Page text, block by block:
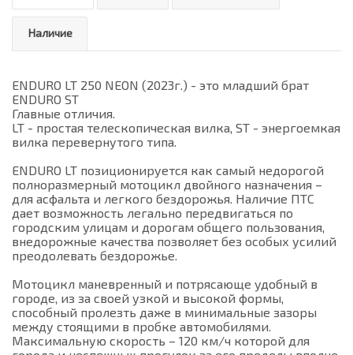
Наличие
ENDURO LT 250 NEON (2023г.) - это младший брат
ENDURO ST
Главные отличия.
LT - простая телескопическая вилка, ST - энергоемкая
вилка перевернутого типа.
ENDURO LT позиционируется как самый недорогой
полноразмерный мотоцикл двойного назначения –
для асфальта и легкого бездорожья. Наличие ПТС
дает возможность легально передвигаться по
городским улицам и дорогам общего пользования,
внедорожные качества позволяет без особых усилий
преодолевать бездорожье.
Мотоцикл маневренный и потрясающе удобный в
городе, из за своей узкой и высокой формы,
способный пролезть даже в минимальные зазоры
между стоящими в пробке автомобилями.
Максимальную скорость – 120 км/ч которой для